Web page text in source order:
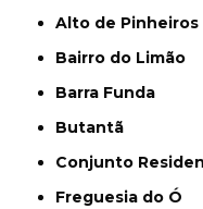
Alto de Pinheiros
Bairro do Limão
Barra Funda
Butantã
Conjunto
Freguesia do Ó